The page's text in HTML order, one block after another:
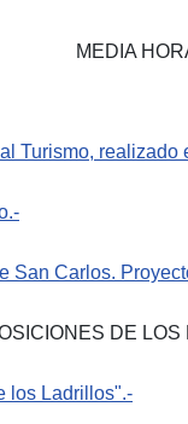
MEDIA
Turismo,
San Carlos.
DE
los Ladrillos".-